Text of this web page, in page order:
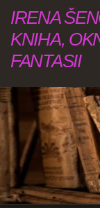
IRENA
KNIHA,
FANTASII